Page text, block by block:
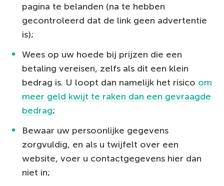
pagina te belanden (na te hebben
gecontroleerd dat de link geen advertentie
is);
Wees op uw hoede bij prijzen die een
betaling vereisen, zelfs als dit een klein
bedrag is. U loopt dan namelijk het risico om
meer geld kwijt te raken dan een gevraagde
bedrag;
Bewaar uw persoonlijke gegevens
zorgvuldig, en als u twijfelt over een
website, voer u contactgegevens hier dan
niet in;